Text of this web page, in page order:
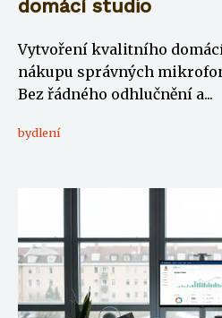
domácí studio
Vytvoření kvalitního
nákupu správných
Bez řádného odhlučnění a...
bydlení